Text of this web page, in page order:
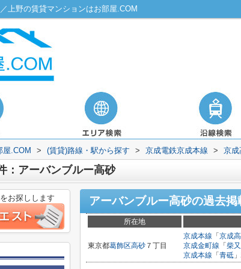
上野の賃貸マンションはお部屋.COM
屋.COM > (賃貸)路線・駅から探す > 京成電鉄京成本線 > 京成
：アーバンブルー高砂
アーバンブルー高砂の過去掲
所在地
東京都葛飾区高砂 ７丁目
京成本線 「 京成
京成金町線 「 柴又
京成本線 「 青砥
お探しします